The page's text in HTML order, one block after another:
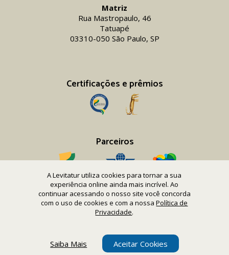
A Levitatur utiliza cookies para tornar a sua
experiência online ainda mais incrível. Ao
continuar acessando o nosso site você concorda
com o uso de cookies e com a nossaPolítica de
Privacidade.
Saiba Mais Aceitar Cookies
Matriz
Rua Mastropaulo, 46
Tatuapé
03310-050 São Paulo, SP
Certificações e prêmios
Parceiros
Copyright 2016-26 Levitatur Viagens e Turismo Ltda.
CNPJ 08.867.977/0001-12